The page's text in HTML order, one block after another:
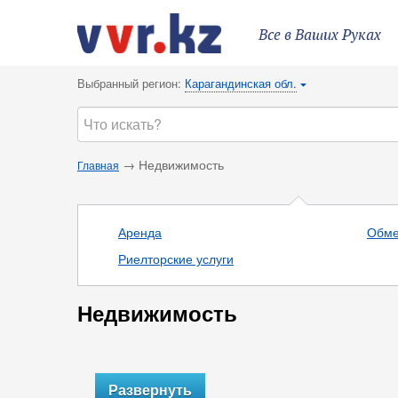
Все в Ваших Руках
Выбранный регион: Карагандинская обл. {
Главная → Недвижимость
Аренда
Риелторские услуги
Недвижимость
Развернуть